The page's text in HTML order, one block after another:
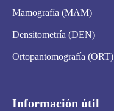
Mamografía (MAM)
Densitometría (DEN)
Ortopantomografía (ORT)
Información útil